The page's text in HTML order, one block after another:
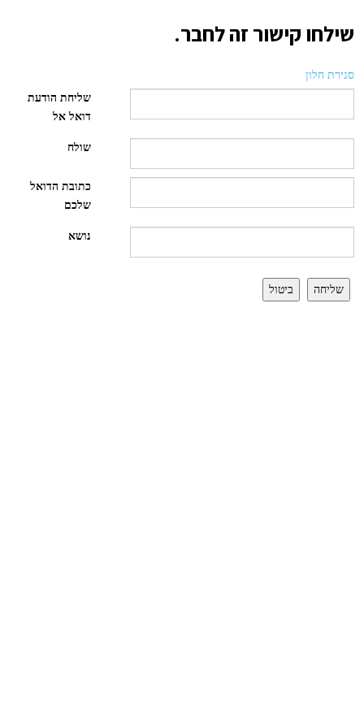
שילחו קישור זה לחבר.
סגירת חלון
שליחת הודעת
דואל אל
שולח
כתובת הדואל
שלכם
נושא
שליחה ביטול